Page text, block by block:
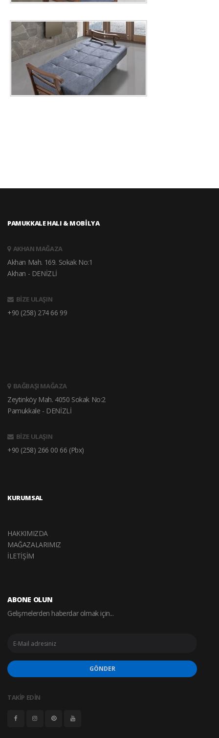
PAMUKKALE HALI & MOBİLYA
AKHAN MAĞAZA
Akhan Mah. 169. Sokak No:1
Akhan - DENİZLİ
BİZE ULAŞIN
+90 (258) 274 66 99
BAĞBAŞI MAĞAZA
Zeytinköy Mah. 4050 Sokak No:2
Pamukkale - DENİZLİ
BİZE ULAŞIN
+90 (258) 266 00 66 (Pbx)
KURUMSAL
HAKKIMIZDA
MAĞAZALARIMIZ
İLETİŞİM
ABONE OLUN
Gelişmelerden haberdar olmak için...
GÖNDER
TAKİP EDİN